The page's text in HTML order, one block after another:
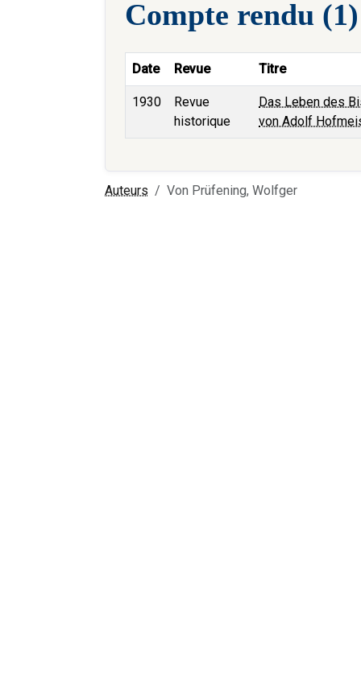
Compte rendu (1)
Date Revue Titre
1930
Revue
historique
Das Leben des
von Adolf
Auteurs Von Prüfening, Wolfger